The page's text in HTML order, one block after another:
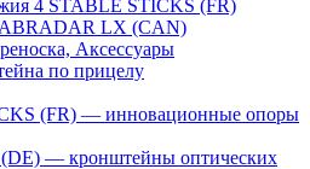
4 STABLE STICKS (FR)
LX (CAN)
Аксессуары
по прицелу
(FR) — инновационные опоры
— кронштейны оптических